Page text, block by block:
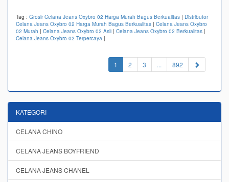
Tag : Grosir Celana Jeans Oxybro 02 Harga Murah Bagus Berkualitas | Distributor
Celana Jeans Oxybro 02 Harga Murah Bagus Berkualitas | Celana Jeans Oxybro
02 Murah | Celana Jeans Oxybro 02 Asli | Celana Jeans Oxybro 02 Berkualitas |
Celana Jeans Oxybro 02 Terpercaya |
1 (current)
2 3 ... 892
KATEGORI
CELANA CHINO
CELANA JEANS BOYFRIEND
CELANA JEANS CHANEL